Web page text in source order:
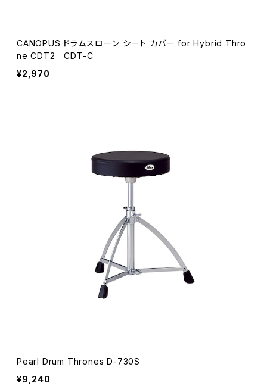
CANOPUS ドラムスローン シート カバー for Hybrid Thro
ne CDT2 CDT-C
¥2,970
Pearl Drum Thrones D-730S
¥9,240